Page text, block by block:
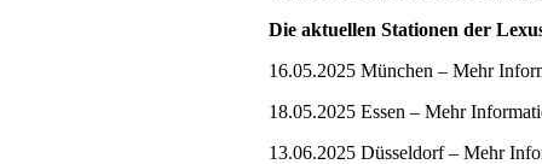
Die aktuellen Stationen der
16.05.2025 München – Mehr
18.05.2025 Essen – Mehr
13.06.2025 Düsseldorf – Mehr